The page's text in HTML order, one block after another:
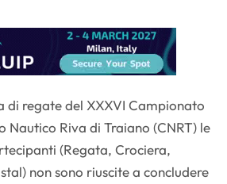
di regate del XXXVI Campionato
Nautico Riva di Traiano (CNRT) le
(Regata, Crociera,
non sono riuscite a concludere